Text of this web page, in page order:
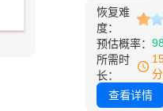
荐以及预防
失的实用技
到的棘手问
论是误按了
Shift+Delete
除，还是清
站后追悔莫
恢复难
度：
预估概率：
所需时
长：
查看详情